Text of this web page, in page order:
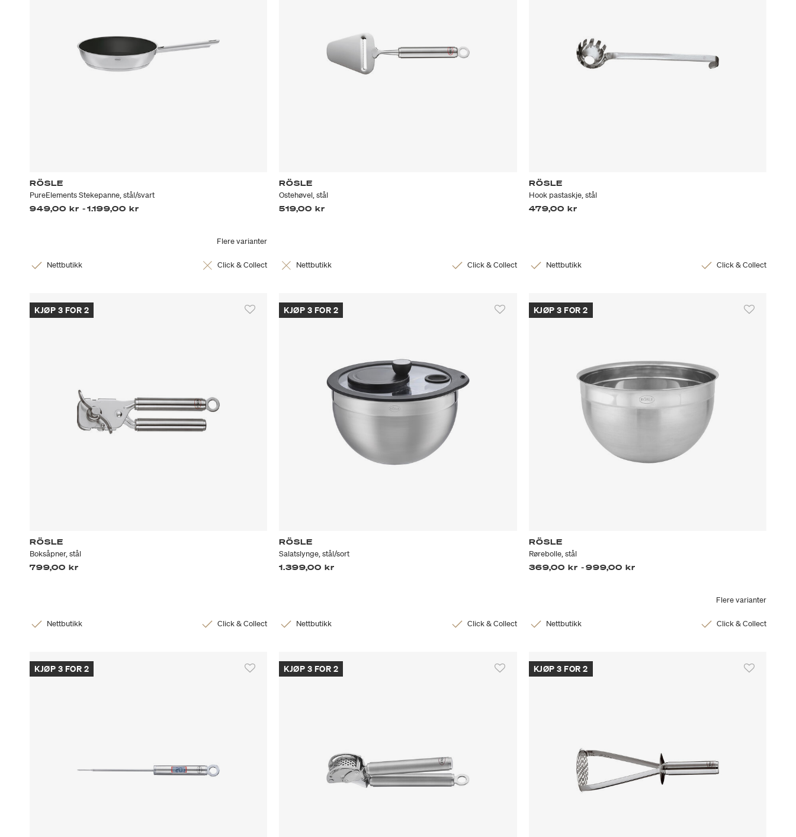
RÖSLE
PureElements Stekepanne, stål/svart
949,00 kr -1.199,00 kr
Flere varianter
Nettbutikk Click & Collect
RÖSLE
Ostehøvel, stål
519,00 kr
Nettbutikk Click & Collect
RÖSLE
Hook pastaskje, stål
479,00 kr
Nettbutikk Click & Collect
KJØP 3 FOR 2
RÖSLE
Boksåpner, stål
799,00 kr
Nettbutikk Click & Collect
KJØP 3 FOR 2
RÖSLE
Salatslynge, stål/sort
1.399,00 kr
Nettbutikk Click & Collect
KJØP 3 FOR 2
RÖSLE
Rørebolle, stål
369,00 kr -999,00 kr
Flere varianter
Nettbutikk Click & Collect
KJØP 3 FOR 2 KJØP 3 FOR 2 KJØP 3 FOR 2